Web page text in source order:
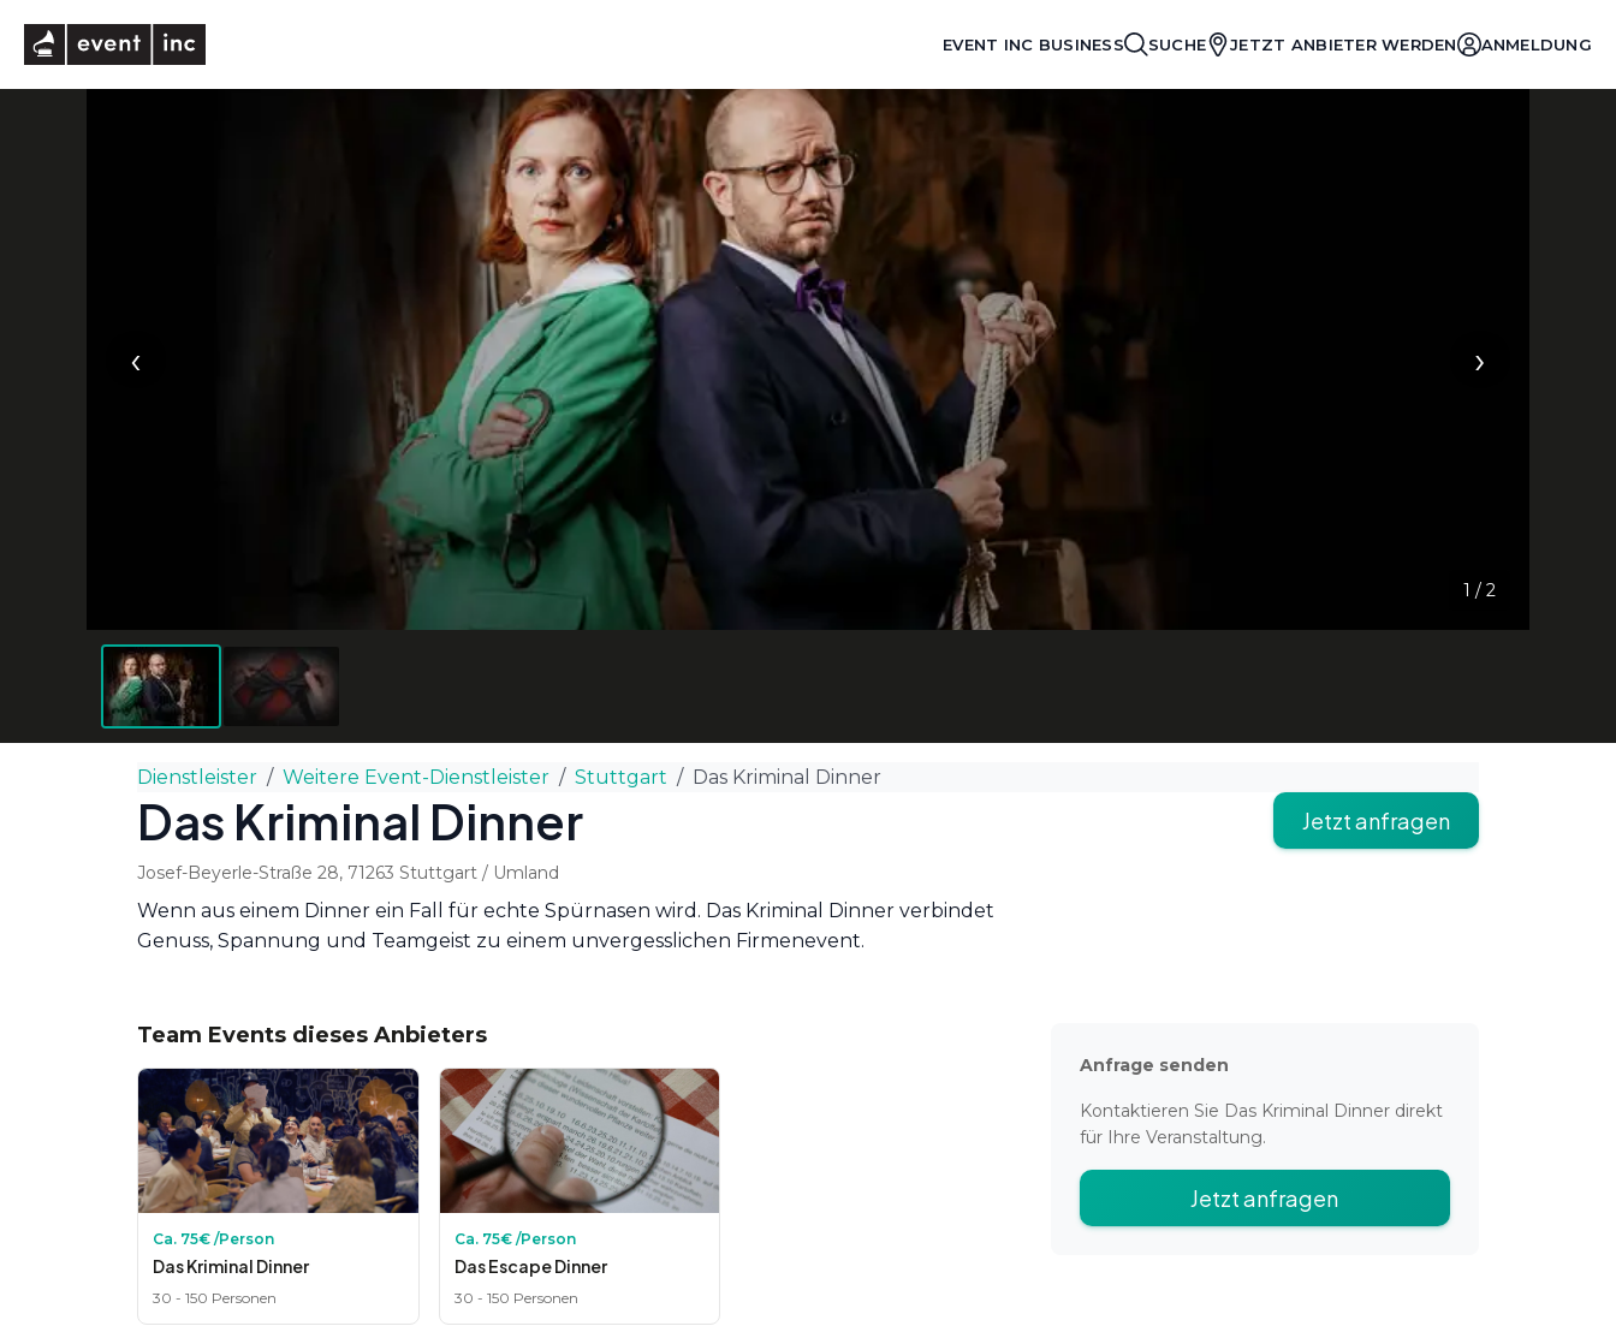
EVENT INC BUSINESS SUCHE JETZT ANBIETER WERDEN ANMELDUNG
‹ ›
1 / 2
Dienstleister Weitere Event-Dienstleister Stuttgart Das Kriminal Dinner
Das Kriminal Dinner
Josef-Beyerle-Straße 28, 71263 Stuttgart / Umland
Wenn aus einem Dinner ein Fall für echte Spürnasen wird. Das Kriminal Dinner verbindet
Genuss, Spannung und Teamgeist zu einem unvergesslichen Firmenevent.
Jetzt anfragen
Team Events dieses Anbieters
Ca. 75€ /Person
Das Kriminal Dinner
30 - 150 Personen
Ca. 75€ /Person
Das Escape Dinner
30 - 150 Personen
Anfrage senden
Kontaktieren Sie Das Kriminal Dinner direkt
für Ihre Veranstaltung.
Jetzt anfragen